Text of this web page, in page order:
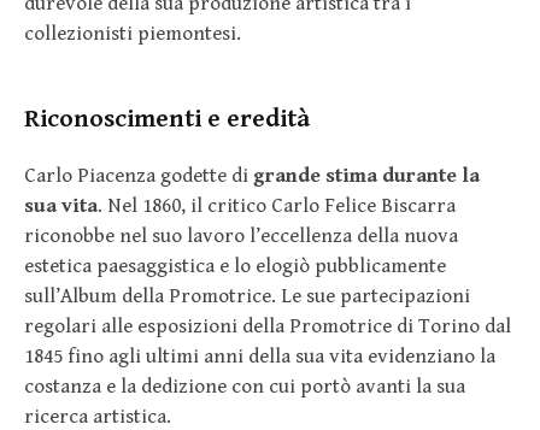
collezionisti piemontesi.
Riconoscimenti e eredità
Carlo Piacenza godette di grande stima durante la
sua vita. Nel 1860, il critico Carlo Felice Biscarra
riconobbe nel suo lavoro l’eccellenza della nuova
estetica paesaggistica e lo elogiò pubblicamente
sull’Album della Promotrice. Le sue partecipazioni
regolari alle esposizioni della Promotrice di Torino dal
1845 fino agli ultimi anni della sua vita evidenziano la
costanza e la dedizione con cui portò avanti la sua
ricerca artistica.